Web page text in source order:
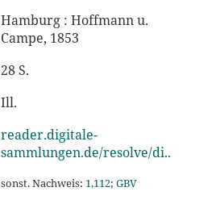
Hamburg : Hoffmann u.
Campe, 1853
28 S.
Ill.
reader.digitale-
sammlungen.de/resolve/di..
sonst. Nachweis: 1,112; GBV